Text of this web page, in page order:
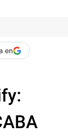
en